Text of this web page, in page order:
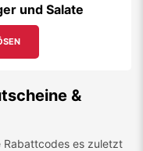
und Salate
&
Rabattcodes es zuletzt